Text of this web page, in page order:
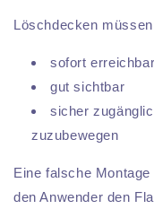
Löschdecken
sofort erreichbar
gut sichtbar
sicher
zuzubewegen
Eine falsche
den Anwender den